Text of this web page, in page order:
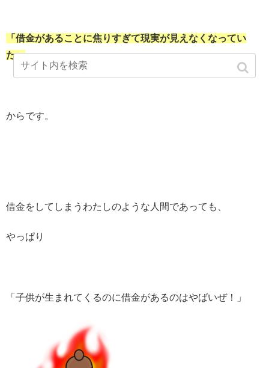
「借金があることに焦りすぎて現実が見えなくなってい
た」
からです。
借金をしてしまうわたしのような人間であっても、
やっぱり
「子供が生まれてくるのに借金があるのはやばいぜ！」